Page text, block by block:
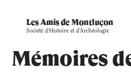
Les Amis de Montluçon
Société d'Histoire et d'Archéologie
Mémoires